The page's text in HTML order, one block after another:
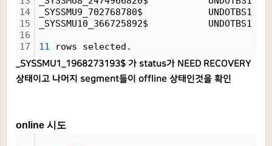
14
15
16
17
_SYSSMU9_702768780$            UNDOTBS1
_SYSSMU10_366725892$           UNDOTBS1
11 rows selected.
_SYSSMU1_1968273193$ 가 status가 NEED RECOVERY
상태이고 나머지 segment들이 offline 상태인것을 확인
online 시도